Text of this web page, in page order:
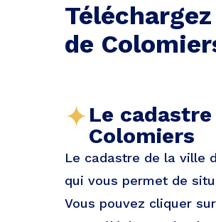
de
Le
Colomiers
Le cadastre de la ville
qui vous permet de
Vous pouvez cliquer